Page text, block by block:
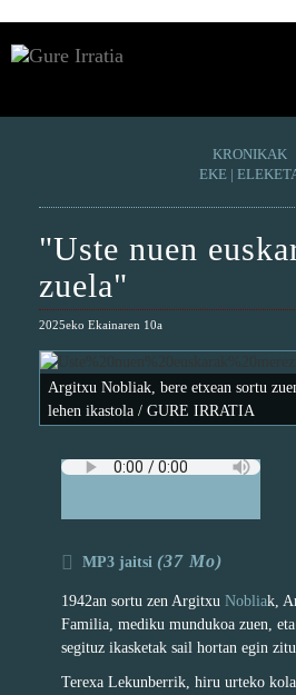
KRONIKAK
EKE |
"Uste nuen
zuela"
2025eko Ekainaren 10a
Argitxu Nobliak, bere etxean sortu
lehen ikastola / GURE IRRATIA
MP3 jaitsi (37 Mo)
1942an sortu zen Argitxu Nobliak,
Familia, mediku mundukoa zuen,
segituz ikasketak sail hortan egin
Terexa Lekunberrik, hiru urteko